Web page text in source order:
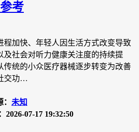
考
程加快、年轻人因生活方式改变导致
及社会对听力健康关注度的持续提
传统的小众医疗器械逐步转变为改善
交功…
未知
2026-07-17 19:32:50